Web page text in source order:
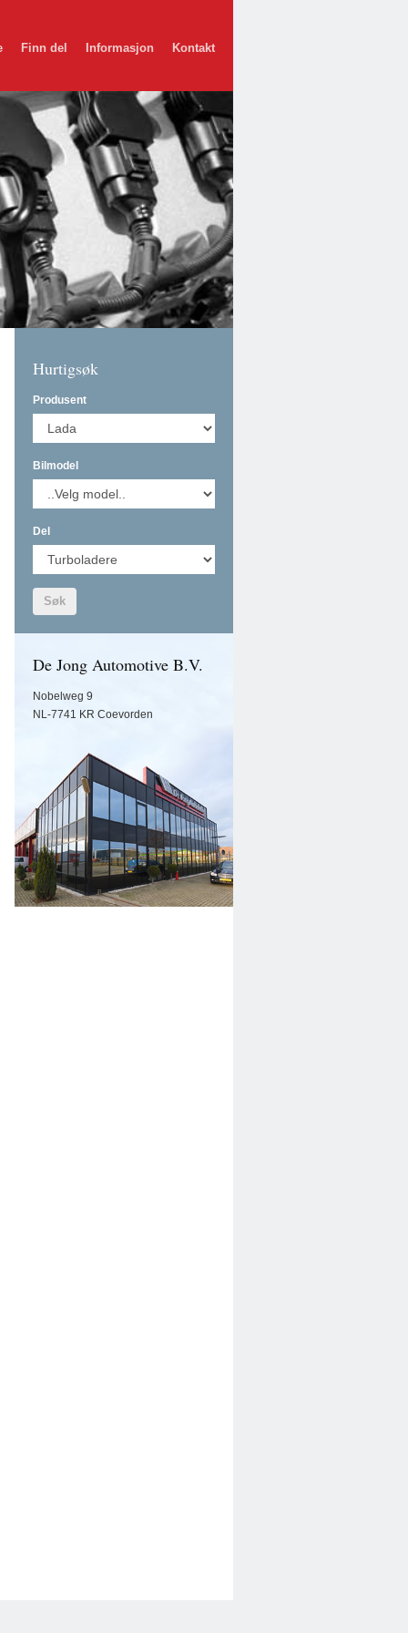
Finn del Informasjon Kontakt
Hurtigsøk
Produsent
Bilmodel
Del
Søk
De Jong Automotive B.V.
Nobelweg 9
NL-7741 KR Coevorden